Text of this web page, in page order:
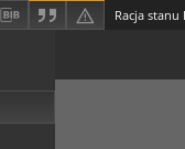
Racja stanu